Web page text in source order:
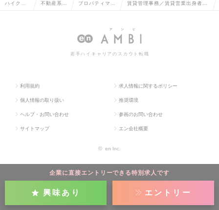
企業に直接エントリーできる特別求人です
興味あり エントリー
ハイクラ 不動産系専 プロパティマネ 賃貸管理事務／賃貸営業出身者大
若手ハイキャリアのスカウト転職
利用規約 求人情報に関するポリシー
個人情報の取り扱い 推奨環境
ヘルプ・お問い合わせ 参画のお問い合わせ
サイトマップ エン会社概要
© en Inc.